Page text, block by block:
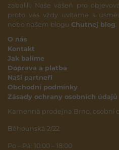
zabalili. Naše vášeň pro
proto vás vždy uvítáme s
nebo našem blogu Chutnej blog
O nás
Kontakt
Jak balíme
Doprava a platba
Naši partneři
Obchodní podmínky
Zásady ochrany osobních údajů
Kamenná prodejna Brno, osobní
Běhounská 2/22
Po – Pá: 10:00 – 18:00